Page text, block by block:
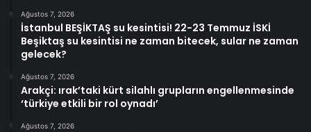
Ağustos 7, 2026
İstanbul BEŞİKTAŞ su kesintisi! 22-23 Temmuz İSKİ
Beşiktaş su kesintisi ne zaman bitecek, sular ne zaman
gelecek?
Ağustos 7, 2026
Arakçi: ırak’taki kürt silahlı grupların engellenmesinde
‘türkiye etkili bir rol oynadı’
Ağustos 7, 2026